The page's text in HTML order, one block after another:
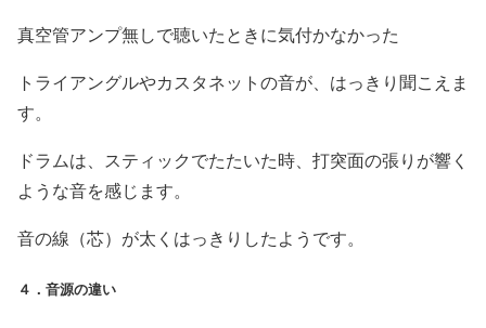
真空管アンプ無しで聴いたときに気付かなかった
トライアングルやカスタネットの音が、はっきり聞こえま
す。
ドラムは、スティックでたたいた時、打突面の張りが響く
ような音を感じます。
音の線（芯）が太くはっきりしたようです。
４．音源の違い